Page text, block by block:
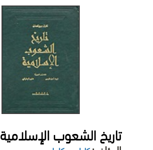
تاريخ الشعوب الإسلامية